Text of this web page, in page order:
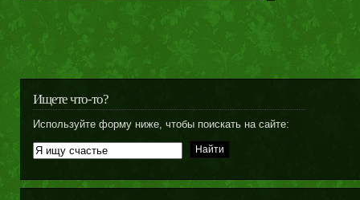
Ищете что-то?
Используйте форму ниже, чтобы поискать на сайте: